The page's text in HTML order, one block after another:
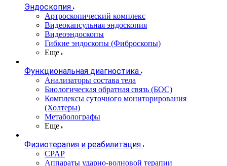
Эндоскопия
Артроскопический комплекс
Видеокапсульная эндоскопия
Видеоэндоскопы
Гибкие эндоскопы (Фиброcкопы)
Еще
Функциональная диагностика
Анализаторы состава тела
Биологическая обратная связь (БОС)
Комплексы суточного мониторирования
(Холтеры)
Метаболографы
Еще
Физиотерапия и реабилитация
CPAP
Аппараты ударно-волновой терапии